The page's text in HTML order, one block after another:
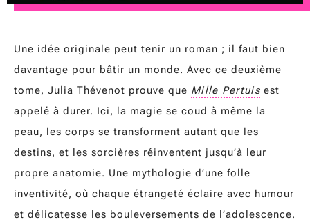
Une idée originale peut tenir un roman ; il faut bien
davantage pour bâtir un monde. Avec ce deuxième
tome, Julia Thévenot prouve que Mille Pertuisest
appelé à durer. Ici, la magie se coud à même la
peau, les corps se transforment autant que les
destins, et les sorcières réinventent jusqu’à leur
propre anatomie. Une mythologie d’une folle
inventivité, où chaque étrangeté éclaire avec humour
et délicatesse les bouleversements de l’adolescence.